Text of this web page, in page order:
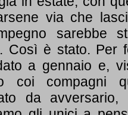
via che
sarebbe
Così è stato. Per
a gennaio e,
coi compagni
da avversario,